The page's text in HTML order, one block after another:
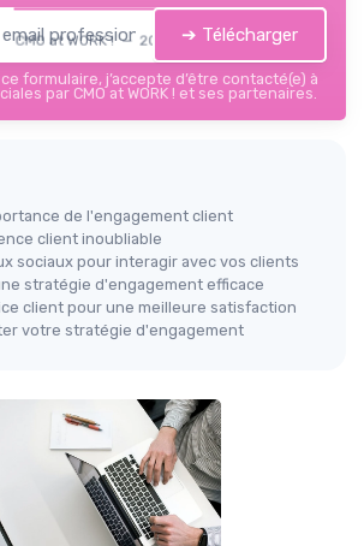
CMO at WORK ! — 2026 ➔ Télécharger
formulaire, j’accepte d’être contacté(e) à
par CMO at WORK ! et ses partenaires.
de l'engagement client
client inoubliable
sociaux pour interagir avec vos clients
stratégie d'engagement efficace
client pour une meilleure satisfaction
votre stratégie d'engagement